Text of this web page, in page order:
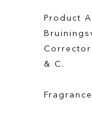
Product
& C.